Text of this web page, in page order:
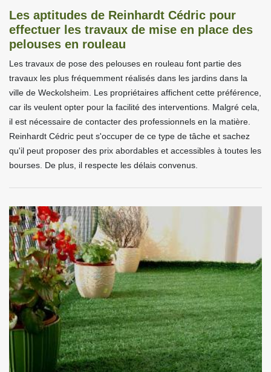
Les aptitudes de Reinhardt Cédric pour
effectuer les travaux de mise en place des
pelouses en rouleau
Les travaux de pose des pelouses en rouleau font partie des
travaux les plus fréquemment réalisés dans les jardins dans la
ville de Weckolsheim. Les propriétaires affichent cette préférence,
car ils veulent opter pour la facilité des interventions. Malgré cela,
il est nécessaire de contacter des professionnels en la matière.
Reinhardt Cédric peut s'occuper de ce type de tâche et sachez
qu'il peut proposer des prix abordables et accessibles à toutes les
bourses. De plus, il respecte les délais convenus.